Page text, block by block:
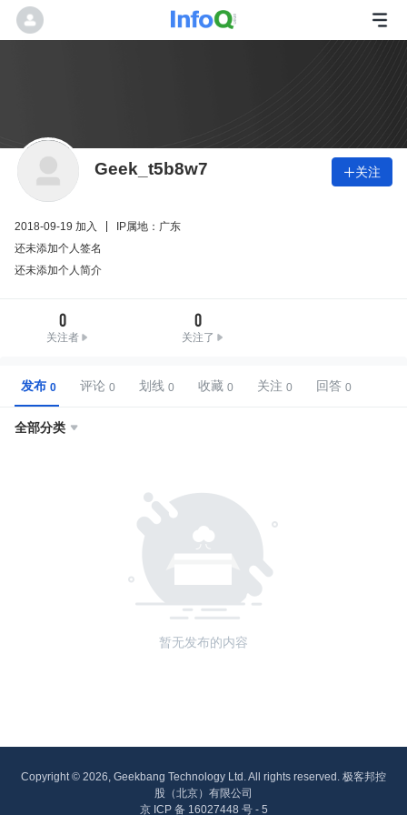
Geek_t5b8w7 关注
2018-09-19 加入
IP属地：广东
还未添加个人签名
还未添加个人简介
0
关注者
0
关注了
发布 评论 划线 收藏 关注 回答
全部分类 
暂无发布的内容
Copyright © 2026, Geekbang Technology Ltd. All rights reserved. 极客邦控
股（北京）有限公司
京 ICP 备 16027448 号 - 5